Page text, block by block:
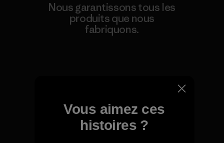
Nous garantissons tous les
produits que nous
fabriquons.
Nous assumons la
responsabilité de notre
Vous aimez ces
histoires ?